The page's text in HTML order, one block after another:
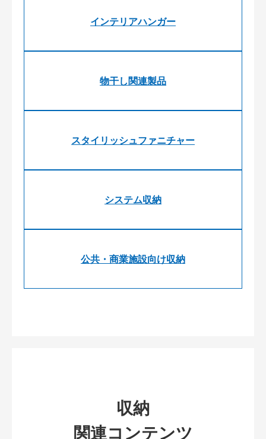
インテリアハンガー
物干し関連製品
スタイリッシュファニチャー
システム収納
公共・商業施設向け収納
収納
関連コンテンツ